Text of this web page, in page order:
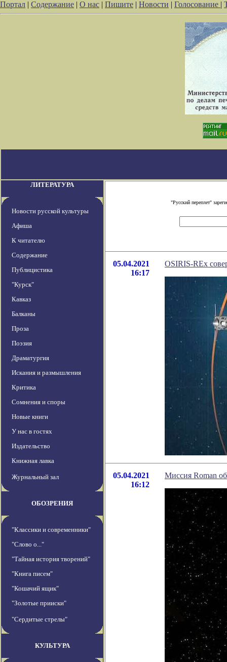
Портал | Содержание | О нас | Пишите | Новости | Голосование |
ЛИТЕРАТУРА
Новости русской культуры
Афиша
К читателю
Содержание
Публицистика
"Курск"
Кавказ
Балканы
Проза
Поэзия
Драматургия
Искания и размышления
Критика
Сомнения и споры
Новые книги
У нас в гостях
Издательство
Книжная лавка
Журнальный зал
ОБОЗРЕНИЯ
"Классики и современники"
"Слово о..."
"Тайная история творений"
"Книга писем"
"Кошачий ящик"
"Золотые прииски"
"Сердитые стрелы"
КУЛЬТУРА
"Русский переплет"
05.04.2021
16:17
OSIRIS-REx
05.04.2021
16:12
Миссия Roman